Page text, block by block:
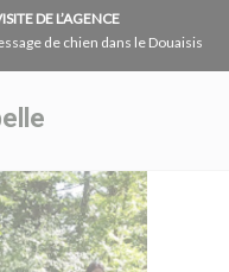
DE L’AGENCE
de chien dans le Douaisis